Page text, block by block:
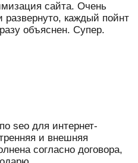
сайта. Очень
развернуто, каждый пойнт
объяснен. Супер.
seo для интернет-
и внешняя
согласно договора,